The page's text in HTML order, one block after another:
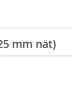
mm nät)